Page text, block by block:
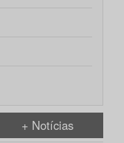
+ Notícias